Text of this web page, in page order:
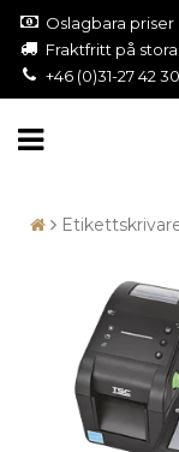
Oslagbara
Fraktfritt på
+46 (0)31-27 42 30